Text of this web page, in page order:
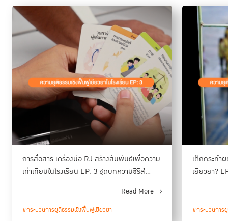
ทันที เพราะภาพลักษณ์ภายนอกที่ทำให้คนอื่น ๆ คิดว่าเขาน่าจะเป็นคนเอาไป
แต่ครูกลับยังไม่รีบ
ด่วนตัดสิน หากใช้วิธีการค่อย ๆ แยกคุยกับผู้เกี่ยวข้อง
คน และใช้ความไว้วางใจในการหาข้อเท็จจริง แทนการ
บังคับให้รับสารภาพ
สุดท้ายความจริงจึงปรากฏว่า คนที่เกี่ยวข้องที่แท้จริงคือเด็กอีกคนหนึ่งที่ไม่มี
ใครสงสัยตั้งแต่แรก ครูจึงค่อย ๆ ทำความเข้าใจ
เหตุผลของการกระทำ
ร่วมกับ
นักเรียน จากนั้นจึงมีการจัด
วงพูดคุยเพื่อเยียวยาทั้งเด็กที่ถูกกล่าวหา และ
เด็กที่ทำผิด
กระบวนการ RJ ที่ครูนำมาใช้เป็นการเลือก รับฟังอย่างรอบด้าน โดยจัดวงพูด
ความไว้วางใจ นำมาสู่การเปิดโอกาสให้ยอมรับ
ความจริงด้วยตัวเอง และพูดคุยระหว่างผู้ได้รับผลกระทบ ทั้งเด็กผู้ถูกกล่าวหา
เด็กผู้ถูกกระทำ ครูประจำชั้น ครูที่ผ่านการอบรม RJ รวมทั้งนักจิตวิทยา ช่วยให้
อย่างยั่งยืน โดยไม่ทำให้ผู้กระทำผิด ถูกตีตรา
ฟื้นฟูความเชื่อใจ
การสื่อสาร เครื่องมือ RJ สร้างสัมพันธ์เพื่อความ
เท่าเทียมในโรงเรียน EP. 3 ชุดบทความซีรี่ส์
Read More
#กระบวนการยุติธรรมเชิงฟื้นฟูเยียวยา
เด็กกระทำ
เยียวยา?
#กระบวนการ